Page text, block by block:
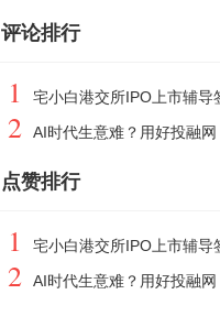
本私域高效引流拓客，一站式
评论排行
1
宅小白港交所IPO上市辅导
式，暨上市启动会圆满举行
2
AI时代生意难？用好投融网
私域高效引流拓客，一站式搞
点赞排行
1
宅小白港交所IPO上市辅导
式，暨上市启动会圆满举行
2
AI时代生意难？用好投融网